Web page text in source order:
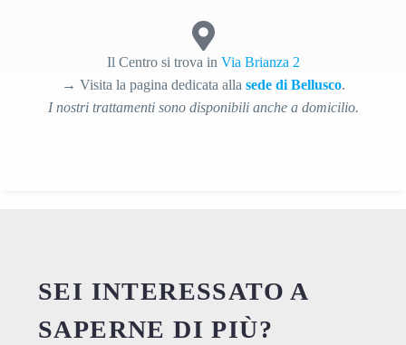
Il Centro si trova in Via Brianza 2
→ Visita la pagina dedicata alla sede di Bellusco.
I nostri trattamenti sono disponibili anche a domicilio.
SEI INTERESSATO A
SAPERNE DI PIÙ?